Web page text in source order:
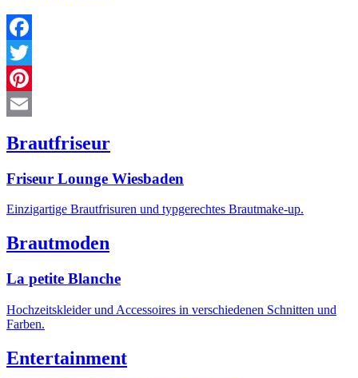
Facebook
Twitter
Pinterest
Brautfriseur
Friseur Lounge Wiesbaden
Einzigartige Brautfrisuren und typgerechtes Brautmake-up.
Brautmoden
La petite Blanche
Hochzeitskleider und Accessoires in verschiedenen Schnitten und
Farben.
Entertainment